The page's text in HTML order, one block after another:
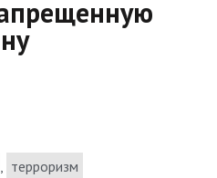
, терроризм